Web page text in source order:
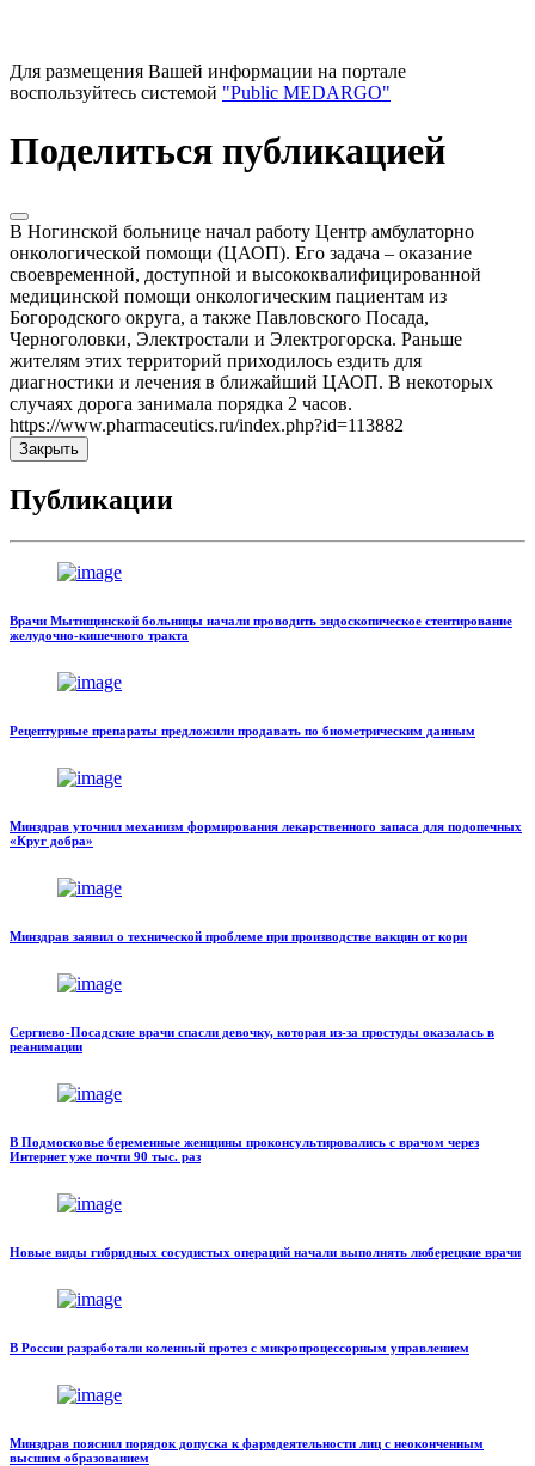
Для размещения Вашей информации на портале
воспользуйтесь системой "Public MEDARGO"
Поделиться публикацией
В Ногинской больнице начал работу Центр амбулаторно
онкологической помощи (ЦАОП). Его задача – оказание
своевременной, доступной и высококвалифицированной
медицинской помощи онкологическим пациентам из
Богородского округа, а также Павловского Посада,
Черноголовки, Электростали и Электрогорска. Раньше
жителям этих территорий приходилось ездить для
диагностики и лечения в ближайший ЦАОП. В некоторых
случаях дорога занимала порядка 2 часов.
https://www.pharmaceutics.ru/index.php?id=113882
Закрыть
Публикации
Врачи Мытищинской больницы начали проводить эндоскопическое стентирование
желудочно-кишечного тракта
Рецептурные препараты предложили продавать по биометрическим данным
Минздрав уточнил механизм формирования лекарственного запаса для подопечных
«Круг добра»
Минздрав заявил о технической проблеме при производстве вакцин от кори
Сергиево-Посадские врачи спасли девочку, которая из-за простуды оказалась в
реанимации
В Подмосковье беременные женщины проконсультировались с врачом через
Интернет уже почти 90 тыс. раз
Новые виды гибридных сосудистых операций начали выполнять люберецкие врачи
В России разработали коленный протез с микропроцессорным управлением
Минздрав пояснил порядок допуска к фармдеятельности лиц с неоконченным
высшим образованием